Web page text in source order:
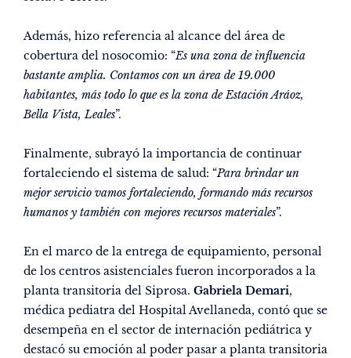
Además, hizo referencia al alcance del área de
cobertura del nosocomio: “Es una zona de influencia
bastante amplia. Contamos con un área de 19.000
habitantes, más todo lo que es la zona de Estación Aráoz,
Bella Vista, Leales”.
Finalmente, subrayó la importancia de continuar
fortaleciendo el sistema de salud: “Para brindar un
mejor servicio vamos fortaleciendo, formando más recursos
humanos y también con mejores recursos materiales”.
En el marco de la entrega de equipamiento, personal
de los centros asistenciales fueron incorporados a la
planta transitoria del Siprosa. Gabriela Demari,
médica pediatra del Hospital Avellaneda, contó que se
desempeña en el sector de internación pediátrica y
destacó su emoción al poder pasar a planta transitoria